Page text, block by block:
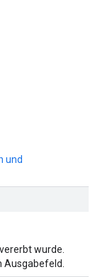
und
wurde.
Ausgabefeld.